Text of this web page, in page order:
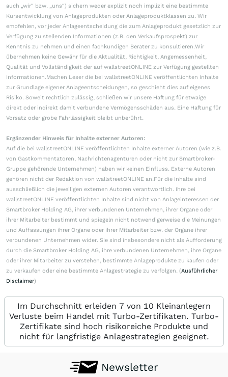
auch „wir“ bzw. „uns“) sichern weder explizit noch implizit eine bestimmte
Kursentwicklung von Anlageprodukten oder Anlageproduktklassen zu. Wir
empfehlen, vor jeder Anlageentscheidung die zum Anlageprodukt gesetzlich zur
Verfügung zu stellenden Informationen (z.B. den Verkaufsprospekt) zur
Kenntnis zu nehmen und einen fachkundigen Berater zu konsultieren.Wir
übernehmen keine Gewähr für die Aktualität, Richtigkeit, Angemessenheit,
Qualität und Vollständigkeit der auf wallstreetONLINE zur Verfügung gestellten
Informationen.Machen Leser die bei wallstreetONLINE veröffentlichten Inhalte
zur Grundlage eigener Anlageentscheidungen, so geschieht dies auf eigenes
Risiko. Soweit rechtlich zulässig, schließen wir unsere Haftung für etwaige
direkt oder indirekt damit verbundene Vermögensschäden aus. Eine Haftung für
Vorsatz oder grobe Fahrlässigkeit bleibt unberührt.
Ergänzender Hinweis für Inhalte externer Autoren:
Auf die bei wallstreetONLINE veröffentlichten Inhalte externer Autoren (wie z.B.
von Gastkommentatoren, Nachrichtenagenturen oder nicht zur Smartbroker-
Gruppe gehörende Unternehmen) haben wir keinen Einfluss. Externe Autoren
gehören nicht der Redaktion von wallstreetONLINE an.Für die Inhalte sind
ausschließlich die jeweiligen externen Autoren verantwortlich. Ihre bei
wallstreetONLINE veröffentlichten Inhalte sind nicht von Anlageinteressen der
Smartbroker Holding AG, ihrer verbundenen Unternehmen, ihrer Organe oder
ihrer Mitarbeiter bestimmt und spiegeln nicht notwendigerweise die Meinungen
und Auffassungen ihrer Organe oder ihrer Mitarbeiter bzw. der Organe ihrer
verbundenen Unternehmen wider. Sie sind insbesondere nicht als Aufforderung
durch die Smartbroker Holding AG, ihre verbundenen Unternehmen, ihre Organe
oder ihrer Mitarbeiter zu verstehen, bestimmte Anlageprodukte zu kaufen oder
zu verkaufen oder eine bestimmte Anlagestrategie zu verfolgen. (Ausführlicher
Disclaimer)
Im Durchschnitt erleiden 7 von 10 Kleinanlegern
Verluste beim Handel mit Turbo-Zertifikaten. Turbo-
Zertifikate sind hoch risikoreiche Produkte und
nicht für langfristige Anlagestrategien geeignet.
Newsletter